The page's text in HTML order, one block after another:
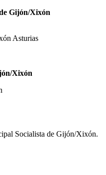
Gijón/Xixón
Asturias
Xixón
Socialista de Gijón/Xixón.